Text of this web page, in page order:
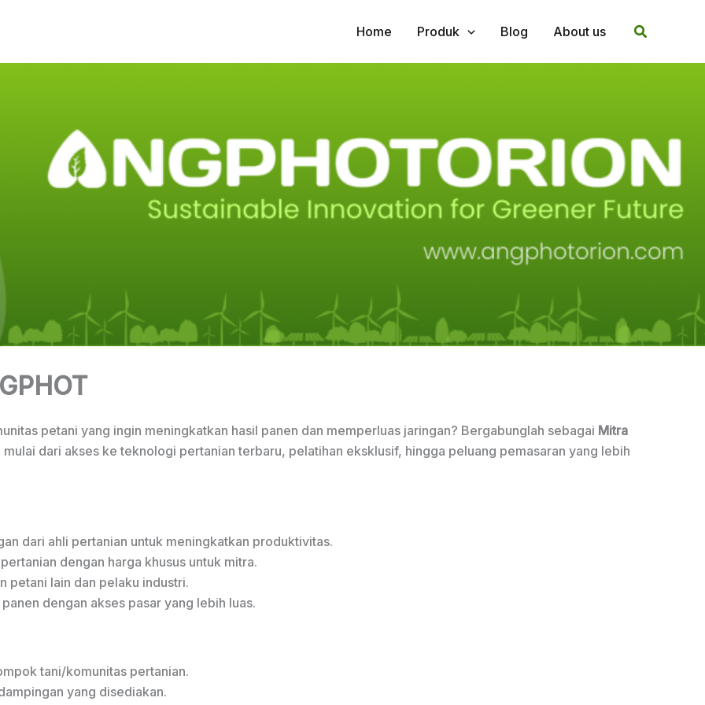
Home Produk Blog About us Search
petani yang ingin meningkatkan hasil panen dan memperluas jaringan? Bergabunglah sebagai Mitra
dari akses ke teknologi pertanian terbaru, pelatihan eksklusif, hingga peluang pemasaran yang lebih
dari ahli pertanian untuk meningkatkan produktivitas.
dengan harga khusus untuk mitra.
petani lain dan pelaku industri.
dengan akses pasar yang lebih luas.
tani/komunitas pertanian.
yang disediakan.